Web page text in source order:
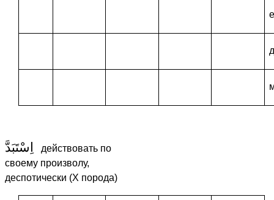
اِسْتَبَدَّ
действовать по
своему произволу,
деспотически (X порода)